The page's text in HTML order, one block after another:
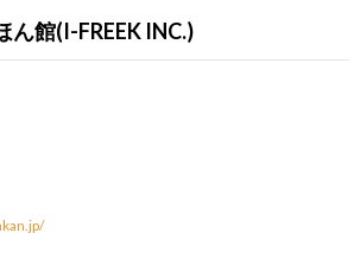
ん館(I-FREEK INC.)